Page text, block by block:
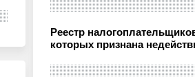
Реестр
которых признана